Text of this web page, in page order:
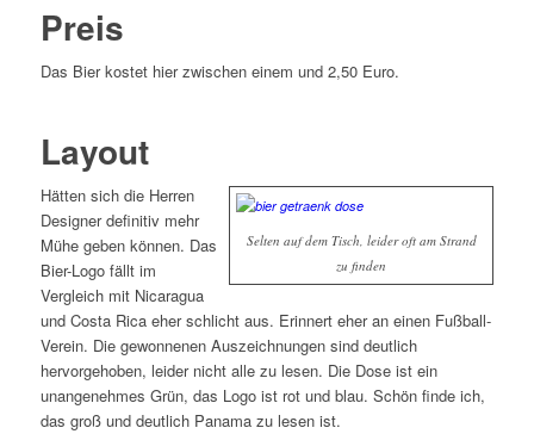
Preis
Das Bier kostet hier zwischen einem und 2,50 Euro.
Layout
Selten auf dem Tisch, leider oft am Strand
zu finden
Hätten sich die Herren
Designer definitiv mehr
Mühe geben können. Das
Bier-Logo fällt im
Vergleich mit Nicaragua
und Costa Rica eher schlicht aus. Erinnert eher an einen Fußball-
Verein. Die gewonnenen Auszeichnungen sind deutlich
hervorgehoben, leider nicht alle zu lesen. Die Dose ist ein
unangenehmes Grün, das Logo ist rot und blau. Schön finde ich,
das groß und deutlich Panama zu lesen ist.